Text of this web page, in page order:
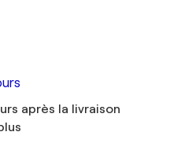
après la livraison